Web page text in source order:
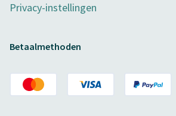
Privacy-instellingen
Betaalmethoden